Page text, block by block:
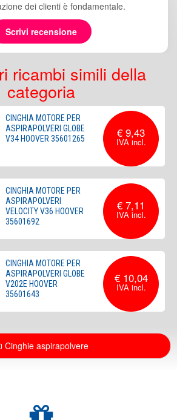
dei clienti è fondamentale.
Scrivi recensione
ricambi simili della
categoria
CINGHIA MOTORE PER
ASPIRAPOLVERI GLOBE
V34 HOOVER 35601265
€ 9,43
CINGHIA MOTORE PER
ASPIRAPOLVERI
VELOCITY V36 HOOVER
35601692
€ 7,11
CINGHIA MOTORE PER
ASPIRAPOLVERI GLOBE
V202E HOOVER
35601643
€ 10,04
Cinghie aspirapolvere